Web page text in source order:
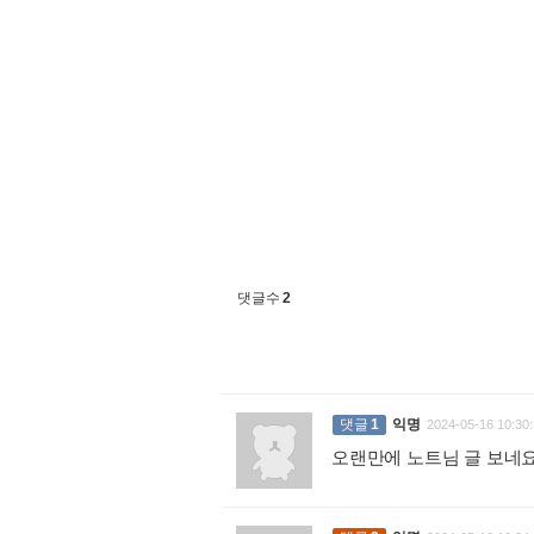
댓글수2
댓글1 익명 2024-05-16
오랜만에 노트님 글 보네